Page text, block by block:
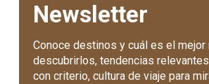
Newsletter
Conoce destinos y cuál es el mejor
descubrirlos, tendencias
con criterio, cultura de viaje para